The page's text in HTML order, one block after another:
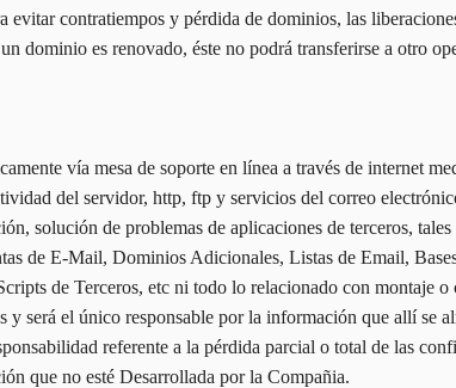
evitar contratiempos y pérdida de dominios, las
dominio es renovado, éste no podrá transferirse a otro
vía mesa de soporte en línea a través de internet
del servidor, http, ftp y servicios del correo
solución de problemas de aplicaciones de terceros,
de E-Mail, Dominios Adicionales, Listas de Email,
de Terceros, etc ni todo lo relacionado con
y será el único responsable por la información que allí
referente a la pérdida parcial o total de las
que no esté Desarrollada por la Compañia.